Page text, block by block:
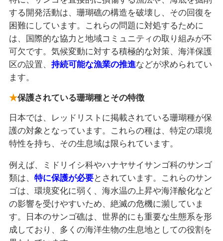
する開発活動は、珊瑚礁の構造を破壊し、その回復を
困難にしています。これらの問題に対処するために
は、国際的な協力と地域コミュニティの取り組みが不
可欠です。気候変動に対する積極的な対策、海洋保護
区の設置、 持続可能な漁業の推進などが求められてい
ます。
保護されている珊瑚種とその特徴
日本では、レッドリストに掲載されている珊瑚種が保
護の対象となっています。これらの種は、特定の環境
特性を持ち、その生息域は限られています。
例えば、ミドリイシ科やハナヤサイサンゴ科のサンゴ
類は、 特に保護が必要とされています。これらのサン
ゴは、環境変化に弱く、海水温の上昇や海洋酸化など
の影響を受けやすいため、絶滅の危機に瀕していま
す。日本のサンゴ礁は、世界的にも重要な生態系を形
成しており、多くの海洋生物の生息地としての役割を